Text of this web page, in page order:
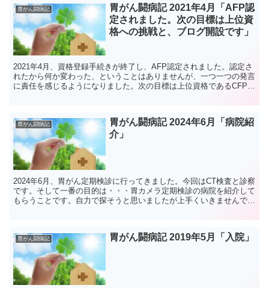
胃がん闘病記
胃がん闘病記 2021年4月「AFP認
定されました。次の目標は上位資
格への挑戦と、ブログ開設です」
2021年4月、資格登録手続きが終了し、AFP認定されました。認定さ
れたから何か変わった、ということはありませんが、一つ一つの発言
に責任を感じるようになりました。次の目標は上位資格であるCFP®
胃がん闘病記
胃がん闘病記 2024年6月「病院紹
介」
2024年6月、胃がん定期検診に行ってきました。今回はCT検査と診察
です。そして一番の目的は・・・胃カメラ定期検診の病院を紹介して
もらうことです。自力で探そうと思いましたが上手くいきませんでし
胃がん闘病記 胃がん闘病記 2019年5月「入院」